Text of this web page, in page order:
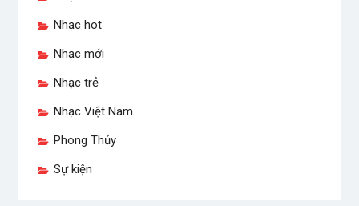
Nhạc hot
Nhạc mới
Nhạc trẻ
Nhạc Việt Nam
Phong Thủy
Sự kiện